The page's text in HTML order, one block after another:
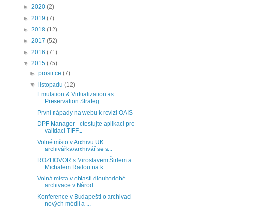
► 2020 (2)
► 2019 (7)
► 2018 (12)
► 2017 (52)
► 2016 (71)
▼ 2015 (75)
►prosince(7)
▼
listopadu(12)
Emulation & Virtualization as
Preservation Strateg...
První nápady na webu k revizi OAIS
DPF Manager - otestujte aplikaci pro
validaci TIFF...
Volné místo v Archivu UK:
archivářka/archivář se s...
ROZHOVOR s Miroslavem Širlem a
Michalem Radou na k...
Volná místa v oblasti dlouhodobé
archivace v Národ...
Konference v Budapešti o archivaci
nových médií a ...